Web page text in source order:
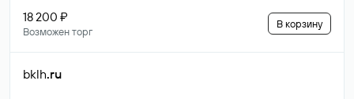
18 200 ₽
Возможен торг
В корзину
bklh.ru